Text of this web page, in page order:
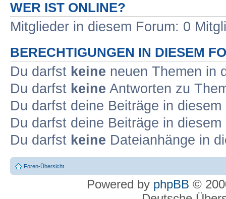
WER IST ONLINE?
Mitglieder in diesem Forum: 0
BERECHTIGUNGEN IN DIESEM
Du darfst keine neuen Themen in
Du darfst keine Antworten zu
Du darfst deine Beiträge in
Du darfst deine Beiträge in
Du darfst keine Dateianhänge in
Foren-Übersicht
Powered by phpBB ©